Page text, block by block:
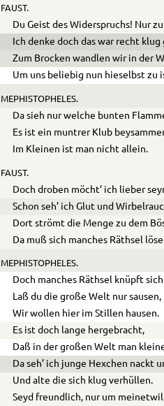
FAUST.
Du Geist des Widerspruchs! Nur
Ich denke doch das war recht
Zum Brocken wandlen wir in der
Um uns beliebig nun hieselbst zu
MEPHISTOPHELES.
Da sieh nur welche bunten
Es ist ein muntrer Klub
Im Kleinen ist man nicht allein.
FAUST.
Doch droben möcht’ ich lieber
Schon seh’ ich Glut und
Dort strömt die Menge zu dem
Da muß sich manches Räthsel
MEPHISTOPHELES.
Doch manches Räthsel knüpft
Laß du die große Welt nur sausen,
Wir wollen hier im Stillen hausen.
Es ist doch lange hergebracht,
Daß in der großen Welt man
Da seh’ ich junge Hexchen nackt
Und alte die sich klug verhüllen.
Seyd freundlich, nur um